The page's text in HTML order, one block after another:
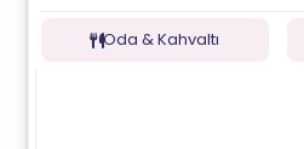
Oda & Kahvaltı